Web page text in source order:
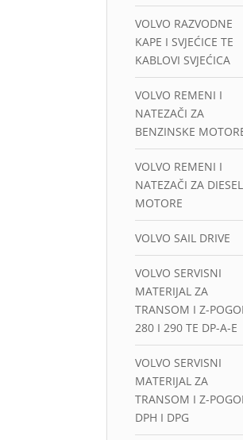
VOLVO RAZVODNE
KAPE I SVJEĆICE TE
KABLOVI SVJEĆICA
VOLVO REMENI I
NATEZAČI ZA
BENZINSKE
VOLVO REMENI I
NATEZAČI ZA DIESEL
MOTORE
VOLVO SAIL DRIVE
VOLVO SERVISNI
MATERIJAL ZA
TRANSOM I Z-
280 I 290 TE DP-A-E
VOLVO SERVISNI
MATERIJAL ZA
TRANSOM I Z-
DPH I DPG